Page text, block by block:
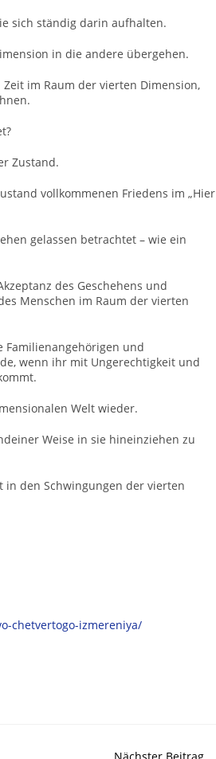
sich ständig darin aufhalten.
in die andere übergehen.
im Raum der vierten Dimension,
Zustand.
vollkommenen Friedens im „Hier
gelassen betrachtet – wie ein
des Geschehens und
Menschen im Raum der vierten
Familienangehörigen und
wenn ihr mit Ungerechtigkeit und
Welt wieder.
Weise in sie hineinziehen zu
den Schwingungen der vierten
chetvertogo-izmereniya/